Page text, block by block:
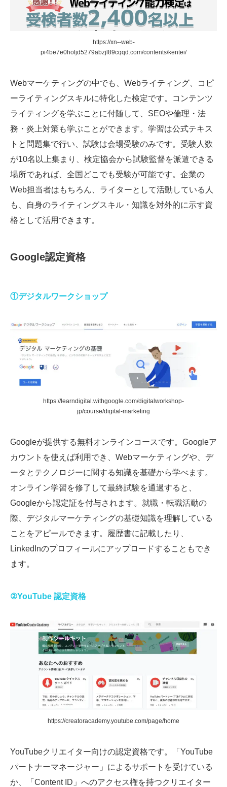
https://xn--web-
pi4be7e0holjd5279abzjl89cqqd.com/contents/kentei/
Webマーケティングの中でも、Webライティング、コピ
ーライティングスキルに特化した検定です。コンテンツ
ライティングを学ぶことに付随して、SEOや倫理・法
務・炎上対策も学ぶことができます。学習は公式テキス
トと問題集で行い、試験は会場受験のみです。受験人数
が10名以上集まり、検定協会から試験監督を派遣できる
場所であれば、全国どこでも受験が可能です。企業の
Web担当者はもちろん、ライターとして活動している人
も、自身のライティングスキル・知識を対外的に示す資
格として活用できます。
Google認定資格
①デジタルワークショップ
https://learndigital.withgoogle.com/digitalworkshop-
jp/course/digital-marketing
Googleが提供する無料オンラインコースです。Googleア
カウントを使えば利用でき、Webマーケティングや、デ
ータとテクノロジーに関する知識を基礎から学べます。
オンライン学習を修了して最終試験を通過すると、
Googleから認定証を付与されます。就職・転職活動の
際、デジタルマーケティングの基礎知識を理解している
ことをアピールできます。履歴書に記載したり、
LinkedInのプロフィールにアップロードすることもでき
ます。
②YouTube 認定資格
https://creatoracademy.youtube.com/page/home
YouTubeクリエイター向けの認定資格です。「YouTube
パートナーマネージャー」によるサポートを受けている
か、「Content ID」へのアクセス権を持つクリエイター